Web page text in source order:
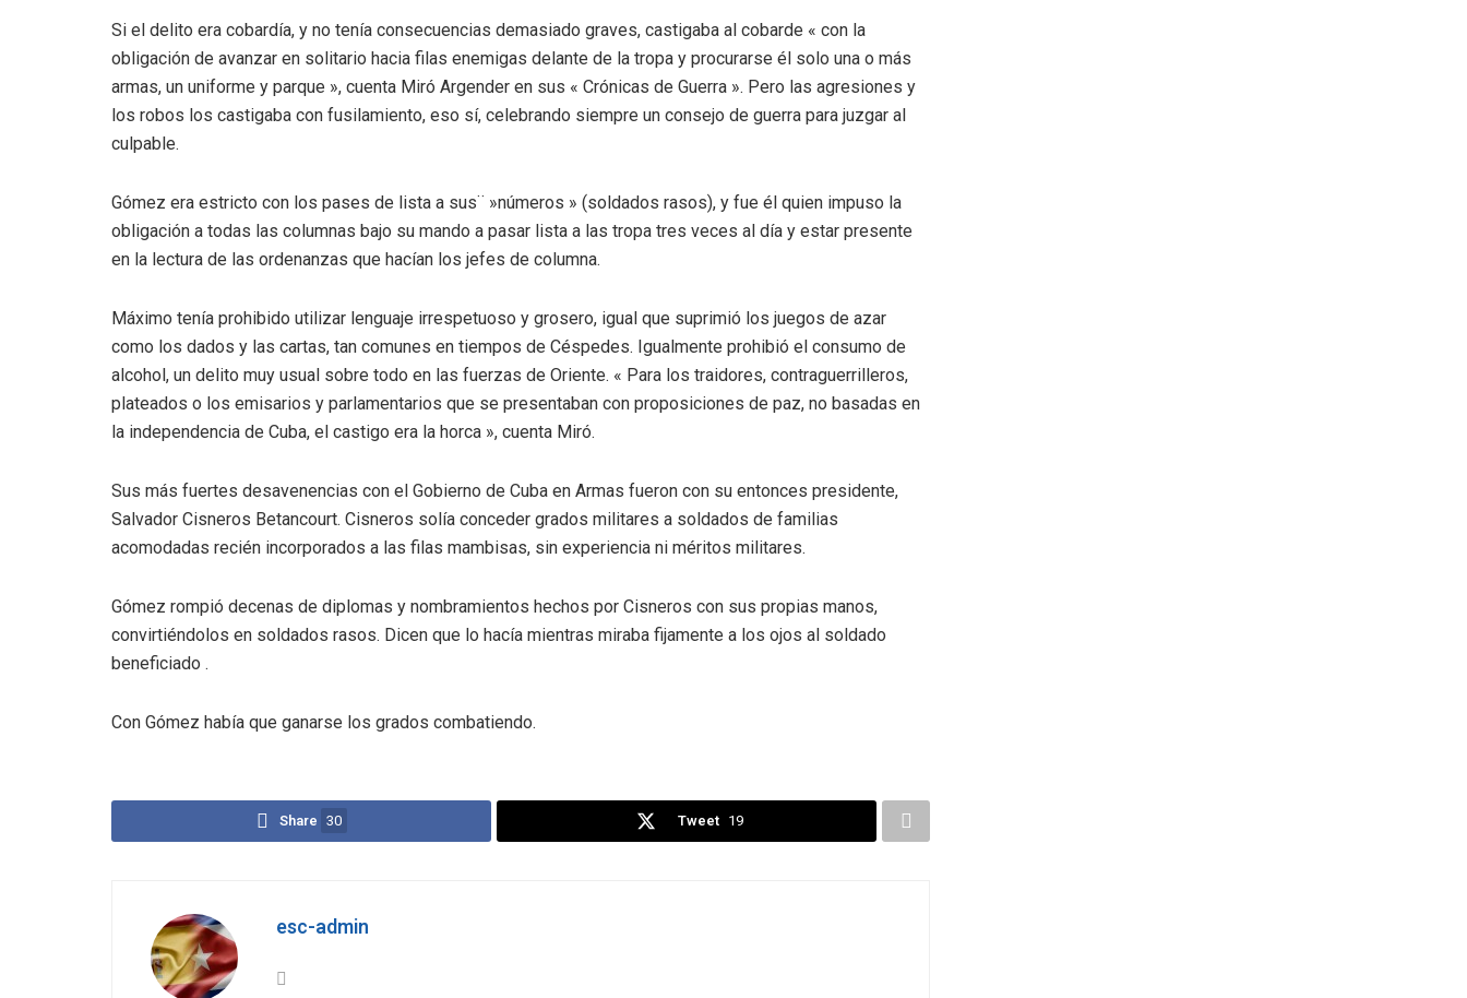
Si el delito era cobardía, y no tenía consecuencias demasiado graves, castigaba al cobarde « con la
obligación de avanzar en solitario hacia filas enemigas delante de la tropa y procurarse él solo una o más
armas, un uniforme y parque », cuenta Miró Argender en sus « Crónicas de Guerra ». Pero las agresiones y
los robos los castigaba con fusilamiento, eso sí, celebrando siempre un consejo de guerra para juzgar al
culpable.
Gómez era estricto con los pases de lista a sus¨ »números » (soldados rasos), y fue él quien impuso la
obligación a todas las columnas bajo su mando a pasar lista a las tropa tres veces al día y estar presente
en la lectura de las ordenanzas que hacían los jefes de columna.
Máximo tenía prohibido utilizar lenguaje irrespetuoso y grosero, igual que suprimió los juegos de azar
como los dados y las cartas, tan comunes en tiempos de Céspedes. Igualmente prohibió el consumo de
alcohol, un delito muy usual sobre todo en las fuerzas de Oriente. « Para los traidores, contraguerrilleros,
plateados o los emisarios y parlamentarios que se presentaban con proposiciones de paz, no basadas en
la independencia de Cuba, el castigo era la horca », cuenta Miró.
Sus más fuertes desavenencias con el Gobierno de Cuba en Armas fueron con su entonces presidente,
Salvador Cisneros Betancourt. Cisneros solía conceder grados militares a soldados de familias
acomodadas recién incorporados a las filas mambisas, sin experiencia ni méritos militares.
Gómez rompió decenas de diplomas y nombramientos hechos por Cisneros con sus propias manos,
convirtiéndolos en soldados rasos. Dicen que lo hacía mientras miraba fijamente a los ojos al soldado
beneficiado .
Con Gómez había que ganarse los grados combatiendo.
Share 30 Tweet 19
esc-admin